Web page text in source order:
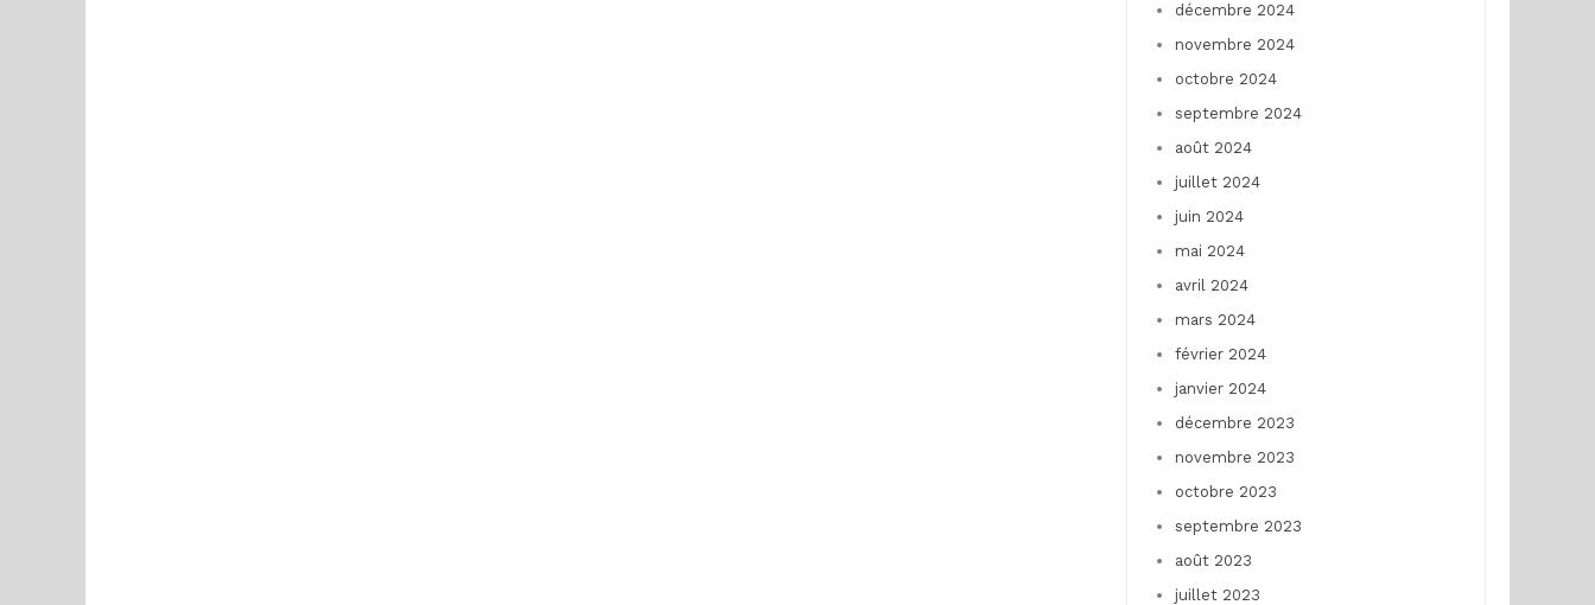
décembre 2024
novembre 2024
octobre 2024
septembre 2024
août 2024
juillet 2024
juin 2024
mai 2024
avril 2024
mars 2024
février 2024
janvier 2024
décembre 2023
novembre 2023
octobre 2023
septembre 2023
août 2023
juillet 2023